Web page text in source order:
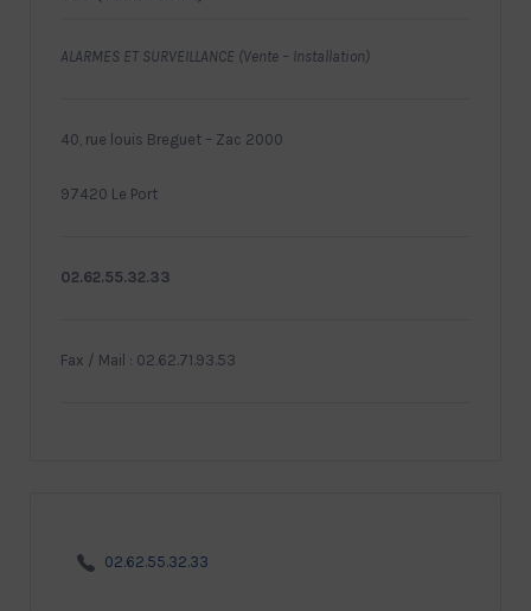
ALARMES ET SURVEILLANCE (Vente – Installation)
40, rue louis Breguet – Zac 2000
97420 Le Port
02.62.55.32.33
Fax / Mail : 02.62.71.93.53
02.62.55.32.33